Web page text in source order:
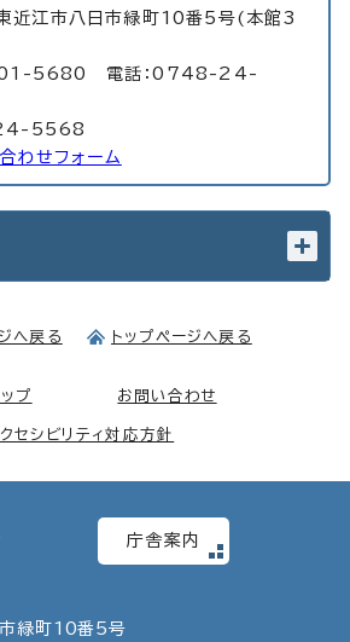
江市八日市緑町10番5号(本館3
5680 電話：0748-24-
24-5568
わせフォーム
へ戻る トップページへ戻る
プ お問い合わせ
セシビリティ対応方針
庁舎案内
緑町10番5号